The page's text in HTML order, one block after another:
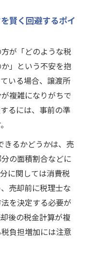
はどう扱われる
ステージ株式会
不動産売却時の
売却時の消費税
税負担を抑える
賢く回避するポイ
が「どのような税
」という不安を抱
いる場合、譲渡所
複雑になりがちで
るには、事前の準
きるかどうかは、売
の面積割合などに
に関しては消費税
売却前に税理士な
を決定する必要が
後の税金計算が複
負担増加には注意